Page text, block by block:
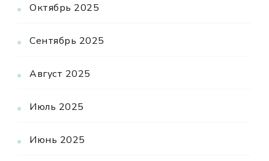
Октябрь 2025
Сентябрь 2025
Август 2025
Июль 2025
Июнь 2025